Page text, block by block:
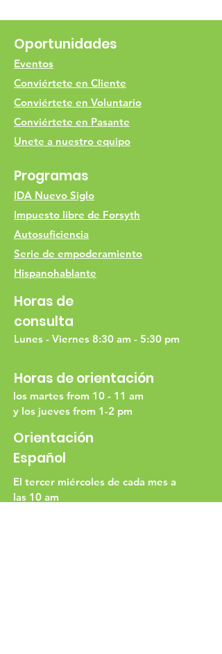
Oportunidades
Eventos
Conviértete en Cliente
Conviértete en Voluntario
Conviértete en Pasante
Unete a nuestro equipo
Programas
IDA Nuevo Siglo
Impuesto libre de Forsyth
Autosuficiencia
Serie de empoderamiento
Hispanohablante
Horas de
consulta
Lunes - Viernes 8:30 am - 5:30 pm
Horas de orientación
los martes from 10 - 11 am
y los jueves from 1-2 pm
Orientación
Español
El tercer miércoles de cada mes a
las 10 am